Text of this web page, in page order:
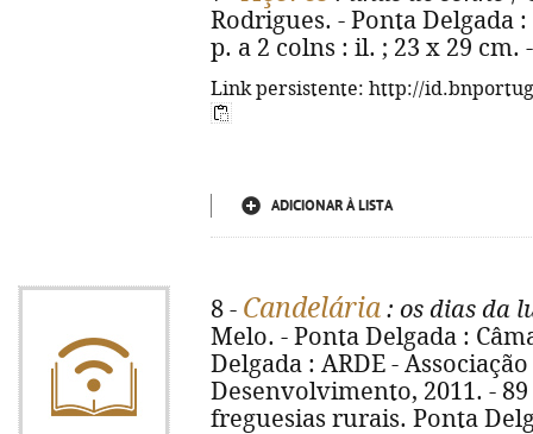
Rodrigues. - Ponta Delgada
p. a 2 colns : il. ; 23 x 29 cm.
Link persistente: http://
ADICIONAR À LISTA
8 - Candelária : os dias da
Melo. - Ponta Delgada :
Delgada : ARDE -
Desenvolvimento, 2011. -
freguesias rurais. Ponta